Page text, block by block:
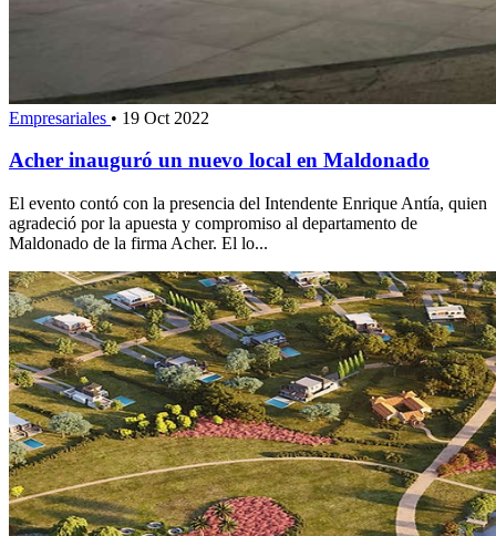
Empresariales • 19 Oct 2022
Acher inauguró un nuevo local en Maldonado
El evento contó con la presencia del Intendente Enrique Antía, quien
agradeció por la apuesta y compromiso al departamento de
Maldonado de la firma Acher. El lo...